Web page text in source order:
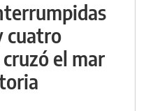
cuatro
el mar